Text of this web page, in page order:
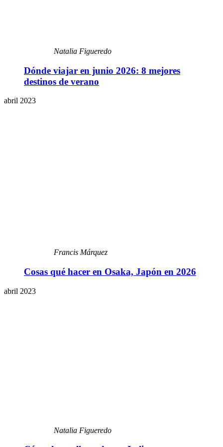
Natalia Figueredo
Dónde viajar en junio 2026: 8 mejores
destinos de verano
abril 2023
Francis Márquez
Cosas qué hacer en Osaka, Japón en 2026
abril 2023
Natalia Figueredo